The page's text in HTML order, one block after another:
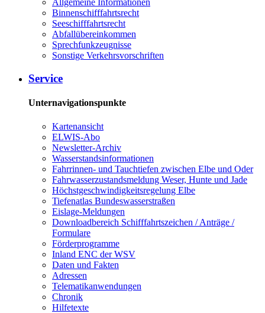
Allgemeine Informationen
Binnenschifffahrtsrecht
Seeschifffahrtsrecht
Abfallübereinkommen
Sprechfunkzeugnisse
Sonstige Verkehrsvorschriften
Service
Unternavigationspunkte
Kartenansicht
ELWIS-Abo
Newsletter-Archiv
Wasserstandsinformationen
Fahrrinnen- und Tauchtiefen zwischen Elbe und Oder
Fahrwasserzustandsmeldung Weser, Hunte und Jade
Höchstgeschwindigkeitsregelung Elbe
Tiefenatlas Bundeswasserstraßen
Eislage-Meldungen
Downloadbereich Schifffahrtszeichen / Anträge /
Formulare
Förderprogramme
Inland ENC der WSV
Daten und Fakten
Adressen
Telematikanwendungen
Chronik
Hilfetexte